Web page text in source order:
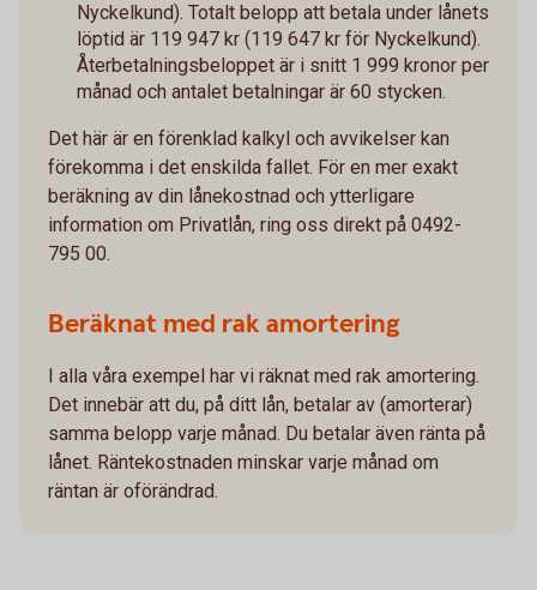
Nyckelkund). Totalt belopp att betala under lånets
löptid är 119 947 kr (119 647 kr för Nyckelkund).
Återbetalningsbeloppet är i snitt 1 999 kronor per
månad och antalet betalningar är 60 stycken.
Det här är en förenklad kalkyl och avvikelser kan
förekomma i det enskilda fallet. För en mer exakt
beräkning av din lånekostnad och ytterligare
information om Privatlån, ring oss direkt på 0492-
795 00.
Beräknat med rak amortering
I alla våra exempel har vi räknat med rak amortering.
Det innebär att du, på ditt lån, betalar av (amorterar)
samma belopp varje månad. Du betalar även ränta på
lånet. Räntekostnaden minskar varje månad om
räntan är oförändrad.